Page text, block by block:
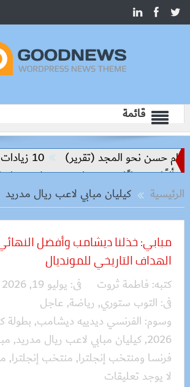
قائمة
(تقرير)
10 زيادات في 10 سنوات.. هل حان الوقت لرفع دعم البنزين نهائيا؟
حملات بيطرية بأسوان
الرئيسية
كيليان مبابي لاعب ريال مدريد
مبابي: خذلنا ديشامب وأفضل
الهداف التاريخي للمونديال
كتبه: فاطمة ثروت فى: يوليو 19, 2026
فى: التوب ستوري, رياضة, عاجل
وسوم: الفرنسي ديدييه ديشامب, بطولة
2026
,كيليان مبابي لاعب ريال مدريد,
فرنسا ومنتخب إنجلترا, منتخب إنجلترا,
لا يوجد تعليقات